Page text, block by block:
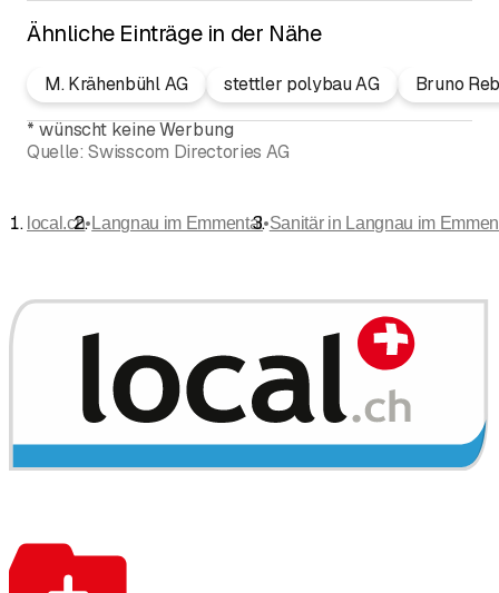
Ähnliche Einträge in der Nähe
M. Krähenbühl AG stettler polybau AG
Bruno
* wünscht keine Werbung
Quelle: Swisscom Directories AG
local.ch• Langnau im Emmental•Sanitär in Langnau im